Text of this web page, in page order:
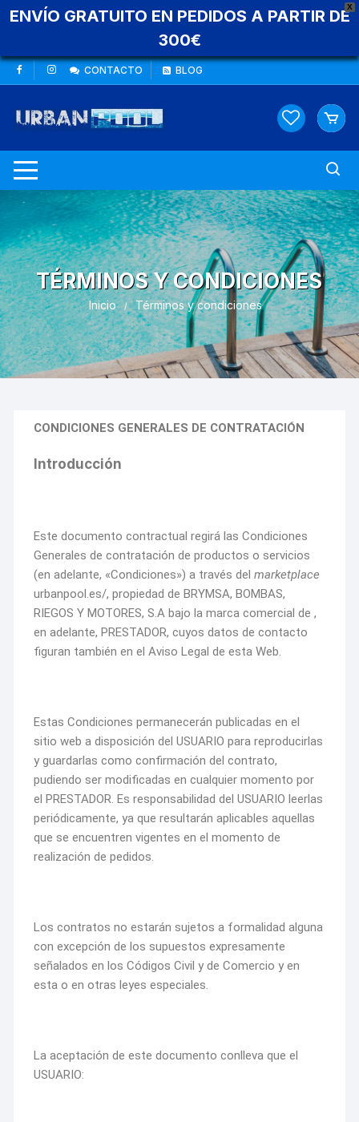
X
ENVÍO GRATUITO EN PEDIDOS A PARTIR DE
300€
CONTACTO BLOG
TÉRMINOS Y CONDICIONES
Inicio Términos y condiciones
CONDICIONES GENERALES DE CONTRATACIÓN
Introducción
Este documento contractual regirá las Condiciones
Generales de contratación de productos o servicios
(en adelante, «Condiciones») a través delmarketplace
urbanpool.es/, propiedad de BRYMSA, BOMBAS,
RIEGOS Y MOTORES, S.A bajo la marca comercial de ,
en adelante, PRESTADOR, cuyos datos de contacto
figuran también en el Aviso Legal de esta Web.
Estas Condiciones permanecerán publicadas en el
sitio web a disposición del USUARIO para reproducirlas
y guardarlas como confirmación del contrato,
pudiendo ser modificadas en cualquier momento por
el PRESTADOR. Es responsabilidad del USUARIO leerlas
periódicamente, ya que resultarán aplicables aquellas
que se encuentren vigentes en el momento de
realización de pedidos.
Los contratos no estarán sujetos a formalidad alguna
con excepción de los supuestos expresamente
señalados en los Códigos Civil y de Comercio y en
esta o en otras leyes especiales.
La aceptación de este documento conlleva que el
USUARIO: